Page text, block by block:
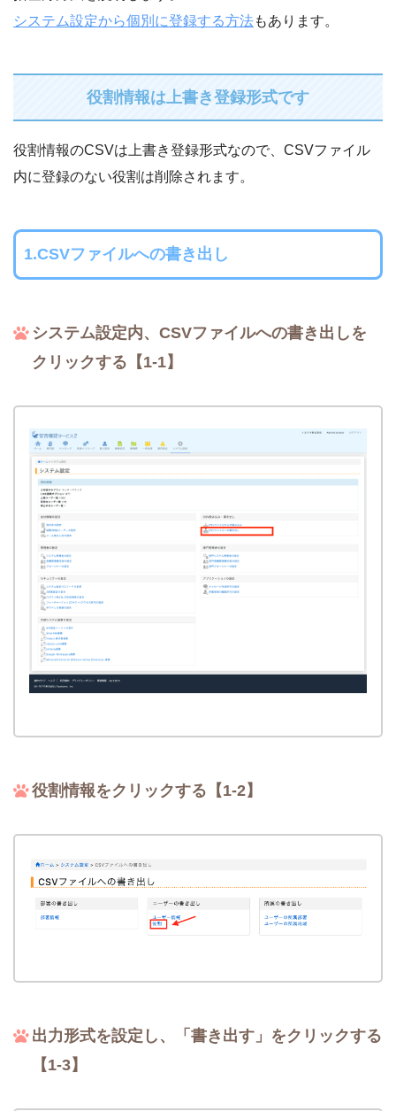
システム設定から個別に登録する方法もあります。
役割情報は上書き登録形式です
役割情報のCSVは上書き登録形式なので、CSVファイル
内に登録のない役割は削除されます。
1.CSVファイルへの書き出し
システム設定内、CSVファイルへの書き出しを
クリックする【1-1】
役割情報をクリックする【1-2】
出力形式を設定し、「書き出す」をクリックする
【1-3】